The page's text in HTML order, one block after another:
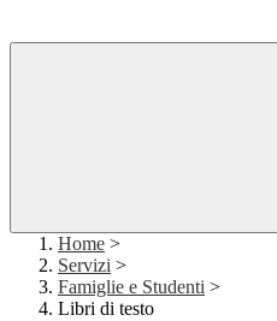
Home >
Servizi >
Famiglie e Studenti >
Libri di testo